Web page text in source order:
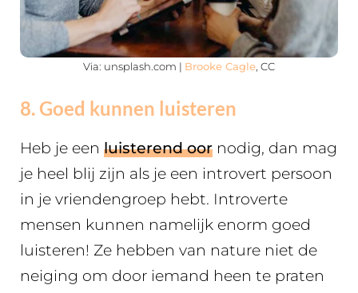
Via: unsplash.com | Brooke Cagle , CC
8. Goed kunnen luisteren
Heb je een luisterend oor nodig, dan mag
je heel blij zijn als je een introvert persoon
in je vriendengroep hebt. Introverte
mensen kunnen namelijk enorm goed
luisteren! Ze hebben van nature niet de
neiging om door iemand heen te praten